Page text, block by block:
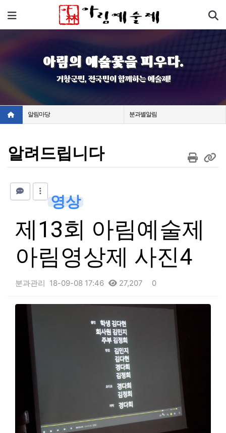
메뉴
아림의 예술꽃을 피우다.
거창군민, 전국민이 함께하는 예술제!
알림마당 분과별알림
알려드립니다
영상
제13회 아림예술제
아림영상제 사진4
분과관리 18-09-08 17:46 27,207 0
본문